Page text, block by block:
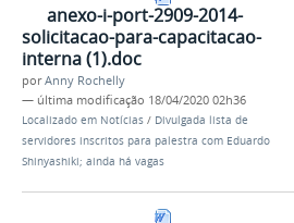
anexo-i-port-2909-2014-
solicitacao-para-capacitacao-
interna (1).doc
porAnny Rochelly
— última modificação 18/04/2020 02h36
Localizado em Notícias / Divulgada lista de
servidores inscritos para palestra com Eduardo
Shinyashiki; ainda há vagas